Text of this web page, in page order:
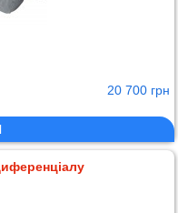
20 700 грн